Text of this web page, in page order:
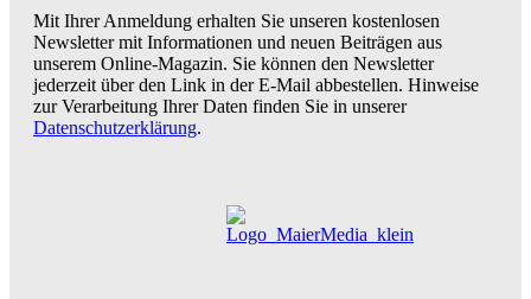
Mit Ihrer Anmeldung erhalten Sie unseren kostenlosen
Newsletter mit Informationen und neuen Beiträgen aus
unserem Online-Magazin. Sie können den Newsletter
jederzeit über den Link in der E-Mail abbestellen. Hinweise
zur Verarbeitung Ihrer Daten finden Sie in unserer
Datenschutzerklärung.